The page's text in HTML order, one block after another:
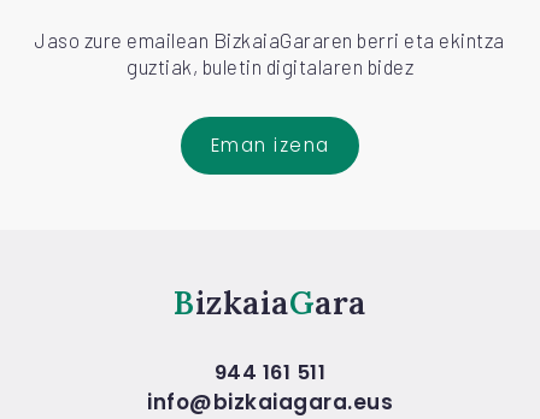
Jaso zure emailean BizkaiaGararen berri eta ekintza
guztiak, buletin digitalaren bidez
Eman izena
Bizkaia Gara
944 161 511
info@bizkaiagara.eus